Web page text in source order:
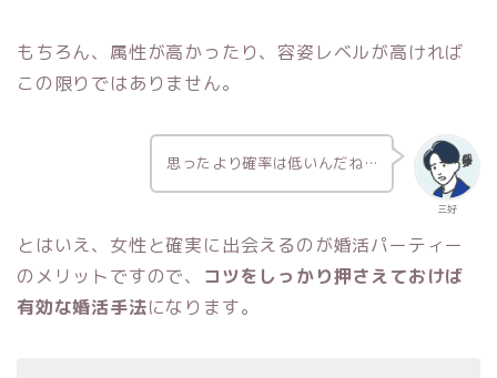
もちろん、属性が高かったり、容姿レベルが高ければ
この限りではありません。
三好
思ったより確率は低いんだね…
とはいえ、女性と確実に出会えるのが婚活パーティー
のメリットですので、 コツをしっかり押さえておけば
有効な婚活手法になります。